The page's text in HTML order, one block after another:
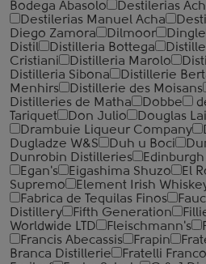
Bodega Abasolo
Destilerias
Destilerias Manuel Acha
Diego Zamora
Dilmoor Dingle
Distil
Distilleria Bottega
Cristiani
Distilleria Marolo
Distilleria Sibona
Distillerie
Menhirs
Distillerie des Moisans
Distilleries de Matha
Dobbe
Tariquet
Don Julio Douglas
Drambuie Liqueur Company
Dugladze W&S
Duh u Boci
Dunrobin Distilleries
Egan's
Eigashima Shuzo El
Supremo
Element Irish
Fabrica de Tequilas Finos
Distillery
Fifth Generation
Worldwide LTD
Fleischmann's
Francis Abecassis
Frapin
Branca Distillerie
Fratelli